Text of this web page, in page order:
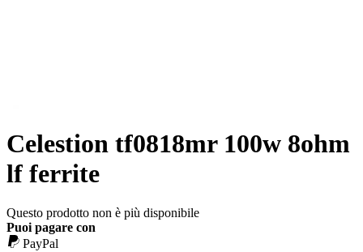
Celestion tf0818mr 100w 8ohm
lf ferrite
Questo prodotto non è più disponibile
Puoi pagare con
PayPal